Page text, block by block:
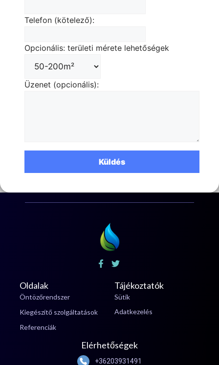
Telefon (kötelező):
Opcionális: területi mérete lehetőségek
Üzenet (opcionális):
Oldalak
Öntözőrendszer
Kiegészítő szolgáltatások
Referenciák
Tájékoztatók
Sütik
Adatkezelés
Elérhetőségek
+36203931491